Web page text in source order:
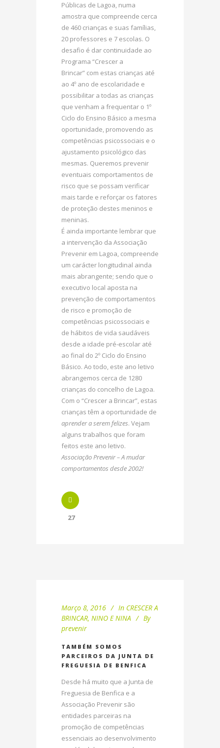
Públicas de Lagoa, numa
amostra que compreende cerca
de 460 crianças e suas famílias,
20 professores e 7 escolas. O
desafio é dar continuidade ao
Programa “Crescer a
Brincar” com estas crianças até
ao 4º ano de escolaridade e
possibilitar a todas as crianças
que venham a frequentar o 1º
Ciclo do Ensino Básico a mesma
oportunidade, promovendo as
competências psicossociais e o
ajustamento psicológico das
mesmas. Queremos prevenir
eventuais comportamentos de
risco que se possam verificar
mais tarde e reforçar os fatores
de proteção destes meninos e
meninas.
É ainda importante lembrar que
a intervenção da Associação
Prevenir em Lagoa, compreende
um carácter longitudinal ainda
mais abrangente; sendo que o
executivo local aposta na
prevenção de comportamentos
de risco e promoção de
competências psicossociais e
de hábitos de vida saudáveis
desde a idade pré-escolar até
ao final do 2º Ciclo do Ensino
Básico. Ao todo, este ano letivo
abrangemos cerca de 1280
crianças do concelho de Lagoa.
Com o “Crescer a Brincar”, estas
crianças têm a oportunidade de
aprender a serem felizes. Vejam
alguns trabalhos que foram
feitos este ano letivo.
Associação Prevenir – A mudar
comportamentos desde 2002!
27
Março 8, 2016 In CRESCER A
BRINCAR, NINO E NINA
By
prevenir
TAMBÉM SOMOS
PARCEIROS DA JUNTA DE
FREGUESIA DE BENFICA
Desde há muito que a Junta de
Freguesia de Benfica e a
Associação Prevenir são
entidades parceiras na
promoção de competências
essenciais ao desenvolvimento